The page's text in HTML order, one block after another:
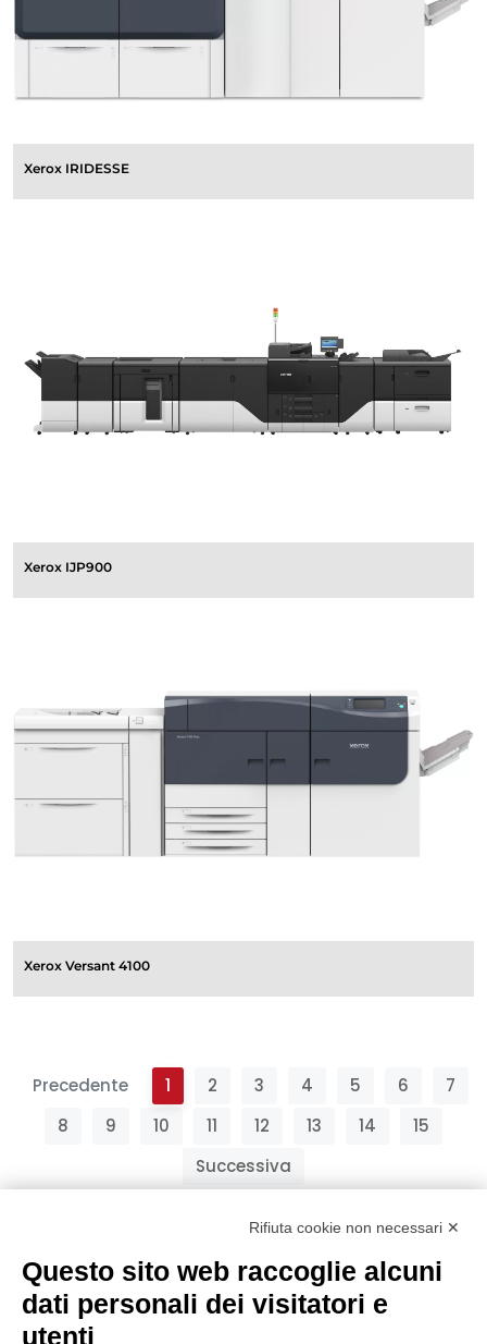
Xerox IRIDESSE
Xerox IJP900
Xerox Versant 4100
Precedente 1 2 3 4 5 6
7
8
9 10 11 12 13 14
15
Successiva
Rifiuta cookie non necessari ✕
Questo sito web raccoglie alcuni
dati personali dei visitatori e
utenti